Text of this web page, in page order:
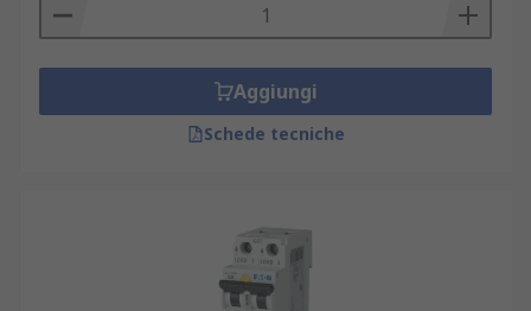
magnetotermici differenziali disponibili permette
una personalizzazione dettagliata in base a
ciascun impianto.
fattori da considerare nella selezione di
conformità agli standard IEC/EN garantisce
un utilizzo sicuro e conforme alle normative
Aggiungi
Schede tecniche